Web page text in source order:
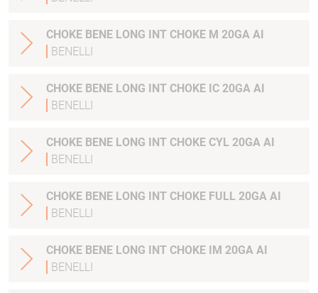
CHOKE BENE LONG INT CHOKE M 20GA AI
BENELLI
CHOKE BENE LONG INT CHOKE IC 20GA AI
BENELLI
CHOKE BENE LONG INT CHOKE CYL 20GA AI
BENELLI
CHOKE BENE LONG INT CHOKE FULL 20GA AI
BENELLI
CHOKE BENE LONG INT CHOKE IM 20GA AI
BENELLI